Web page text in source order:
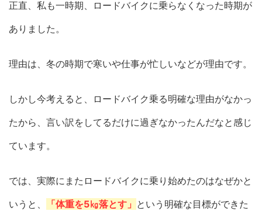
正直、私も一時期、ロードバイクに乗らなくなった時期が
ありました。
理由は、冬の時期で寒いや仕事が忙しいなどが理由です。
しかし今考えると、ロードバイク乗る明確な理由がなかっ
たから、言い訳をしてるだけに過ぎなかったんだなと感じ
ています。
では、実際にまたロードバイクに乗り始めたのはなぜかと
いうと、
「体重を5㎏落とす」 という明確な目標ができた